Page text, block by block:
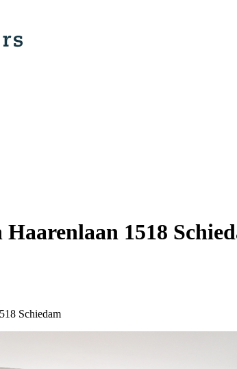
Haarenlaan 1518
Schiedam